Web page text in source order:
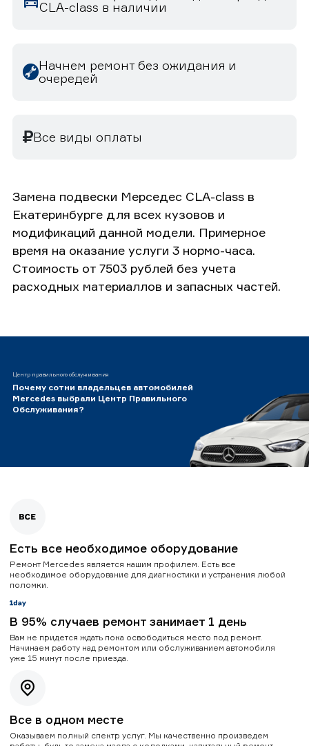
CLA-class в наличии
Начнем ремонт без ожидания и
очередей
Все виды оплаты
Замена подвески Мерседес CLA-class в
Екатеринбурге для всех кузовов и
модификаций данной модели. Примерное
время на оказание услуги 3 нормо-часа.
Стоимость от 7503 рублей без учета
расходных материаллов и запасных частей.
Центр правильного обслуживания
Почему сотни владельцев автомобилей
Mercedes выбрали Центр Правильного
Обслуживания?
Есть все необходимое оборудование
Ремонт Mercedes является нашим профилем. Есть все
необходимое оборудование для диагностики и устранения любой
поломки.
В 95% случаев ремонт занимает 1 день
Вам не придется ждать пока освободиться место под ремонт.
Начинаем работу над ремонтом или обслуживанием автомобиля
уже 15 минут после приезда.
Все в одном месте
Оказываем полный спектр услуг. Мы качественно произведем